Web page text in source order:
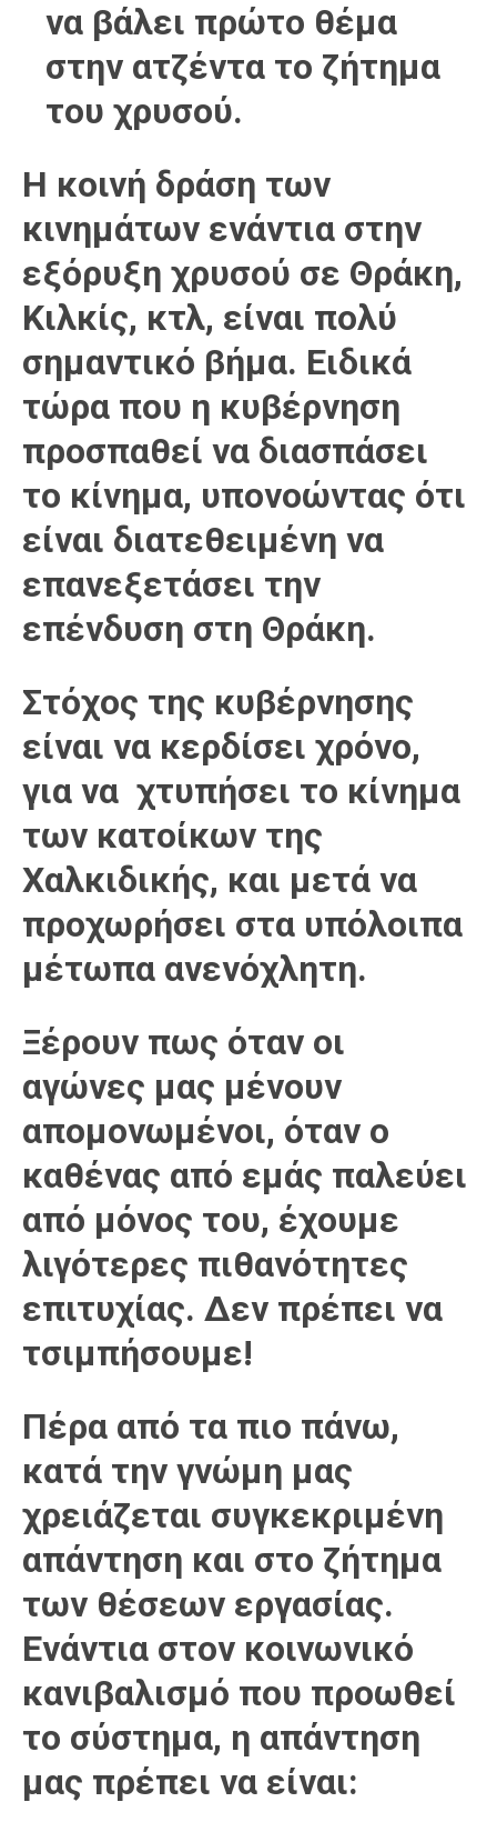
να βάλει πρώτο θέμα
στην ατζέντα το ζήτημα
του χρυσού.
Η κοινή δράση των
κινημάτων ενάντια στην
εξόρυξη χρυσού σε Θράκη,
Κιλκίς, κτλ, είναι πολύ
σημαντικό βήμα. Ειδικά
τώρα που η κυβέρνηση
προσπαθεί να διασπάσει
το κίνημα, υπονοώντας ότι
είναι διατεθειμένη να
επανεξετάσει την
επένδυση στη Θράκη.
Στόχος της κυβέρνησης
είναι να κερδίσει χρόνο,
για να χτυπήσει το κίνημα
των κατοίκων της
Χαλκιδικής, και μετά να
προχωρήσει στα υπόλοιπα
μέτωπα ανενόχλητη.
Ξέρουν πως όταν οι
αγώνες μας μένουν
απομονωμένοι, όταν ο
καθένας από εμάς παλεύει
από μόνος του, έχουμε
λιγότερες πιθανότητες
επιτυχίας. Δεν πρέπει να
τσιμπήσουμε!
Πέρα από τα πιο πάνω,
κατά την γνώμη μας
χρειάζεται συγκεκριμένη
απάντηση και στο ζήτημα
των θέσεων εργασίας.
Ενάντια στον κοινωνικό
κανιβαλισμό που προωθεί
το σύστημα, η απάντηση
μας πρέπει να είναι: